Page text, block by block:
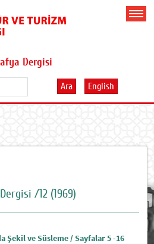
Dergisi
Ara English
/12 (1969)
Şekil ve Süsleme / Sayfalar 5 -16